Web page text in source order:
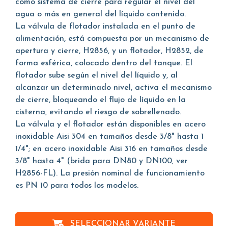
como sistema de cierre para regular el nivel del
agua o más en general del líquido contenido.
La válvula de flotador instalada en el punto de
alimentación, está compuesta por un mecanismo de
apertura y cierre, H2856, y un flotador, H2852, de
forma esférica, colocado dentro del tanque. El
flotador sube según el nivel del líquido y, al
alcanzar un determinado nivel, activa el mecanismo
de cierre, bloqueando el flujo de líquido en la
cisterna, evitando el riesgo de sobrellenado.
La válvula y el flotador están disponibles en acero
inoxidable Aisi 304 en tamaños desde 3/8" hasta 1
1/4"; en acero inoxidable Aisi 316 en tamaños desde
3/8" hasta 4" (brida para DN80 y DN100, ver
H2856-FL). La presión nominal de funcionamiento
es PN 10 para todos los modelos.
SELECCIONAR VARIANTE